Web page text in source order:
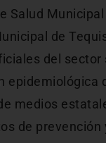
Salud Municipal
de
del sector
epidemiológica
medios
de